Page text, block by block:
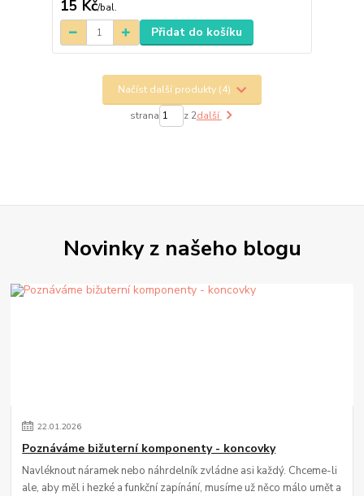
15 Kč/bal.
Přidat do košíku
Načíst další produkty (4)
strana z 2další
Novinky z našeho blogu
22.01.2026
Poznáváme bižuterní komponenty - koncovky
Navléknout náramek nebo náhrdelník zvládne asi každý. Chceme-li
ale, aby měl i hezké a funkční zapínání, musíme už něco málo umět a